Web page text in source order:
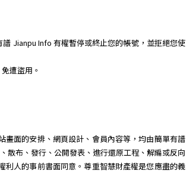
Jianpu Info 有權暫停或終止您的帳號，並拒絕您使
遭盜用。
面的安排、網頁設計、會員內容等，均由簡單有譜
散布、發行、公開發表、進行還原工程、解編或反向
人的事前書面同意。尊重智慧財產權是您應盡的義